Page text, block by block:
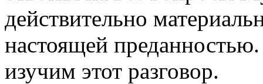
действительно
настоящей
изучим этот разговор.